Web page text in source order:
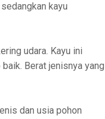
kayu
udara. Kayu ini
Berat jenisnya yang
dan usia pohon